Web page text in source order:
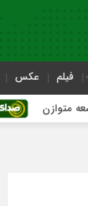
فیلم عکس